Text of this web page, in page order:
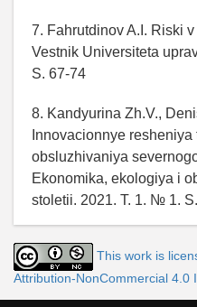
7. Fahrutdinov A.I. Riski
Vestnik Universiteta
S. 67-74
8. Kandyurina Zh.V.,
Innovacionnye
obsluzhivaniya
Ekonomika, ekologiya i
stoletii. 2021. T. 1. № 1.
This work is
Attribution-NonCommercial 4.0